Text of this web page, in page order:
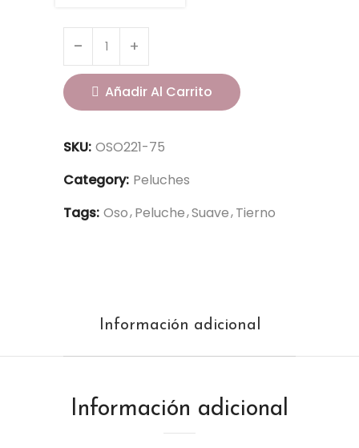
Añadir Al Carrito
SKU: OSO221-75
Category: Peluches
Tags: Oso Peluche Suave Tierno
Información adicional
Información adicional